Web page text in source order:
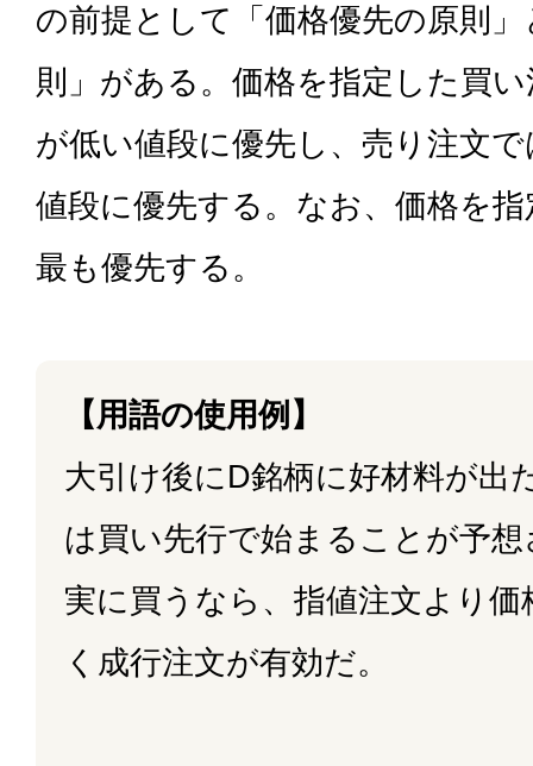
の前提として「価格優先の原則
則」がある。価格を指定した買
が低い値段に優先し、売り注文
値段に優先する。なお、価格を
最も優先する。
【用語の使用例】
大引け後にD銘柄に好材料が出
は買い先行で始まることが予
実に買うなら、指値注文より
く成行注文が有効だ。